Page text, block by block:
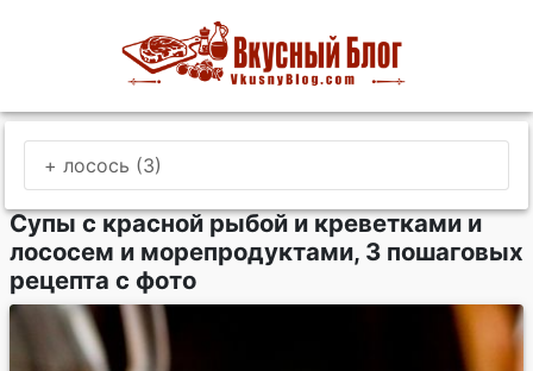
+ лосось (3)
Супы с красной рыбой и креветками и
лососем и морепродуктами, 3 пошаговых
рецепта с фото